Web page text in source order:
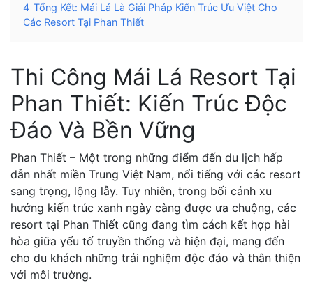
4 Tổng Kết: Mái Lá Là Giải Pháp Kiến Trúc Ưu Việt Cho
Các Resort Tại Phan Thiết
Thi Công Mái Lá Resort Tại
Phan Thiết: Kiến Trúc Độc
Đáo Và Bền Vững
Phan Thiết – Một trong những điểm đến du lịch hấp
dẫn nhất miền Trung Việt Nam, nổi tiếng với các resort
sang trọng, lộng lẫy. Tuy nhiên, trong bối cảnh xu
hướng kiến trúc xanh ngày càng được ưa chuộng, các
resort tại Phan Thiết cũng đang tìm cách kết hợp hài
hòa giữa yếu tố truyền thống và hiện đại, mang đến
cho du khách những trải nghiệm độc đáo và thân thiện
với môi trường.